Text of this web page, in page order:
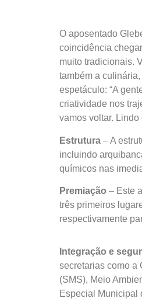
O aposentado
coincidência
muito tradicionais.
também a
espetáculo: “A
criatividade nos
vamos voltar. Lindo
Estrutura – A
incluindo
químicos nas
Premiação – Este
três primeiros
respectivamente
Integração e
secretarias como a
(SMS), Meio
Especial Municipal